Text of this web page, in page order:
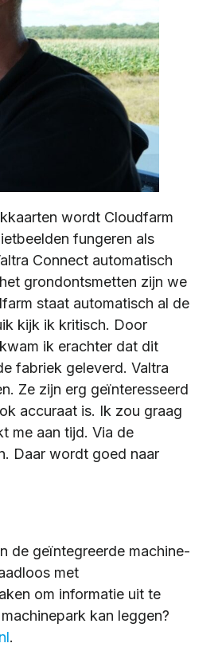
wordt Cloudfarm
fungeren als
Connect automatisch
grondontsmetten zijn we
staat automatisch al de
kijk ik kritisch. Door
ik erachter dat dit
fabriek geleverd. Valtra
Ze zijn erg geïnteresseerd
accuraat is. Ik zou graag
me aan tijd. Via de
Daar wordt goed naar
de geïntegreerde machine-
met
om informatie uit te
kan leggen?
.